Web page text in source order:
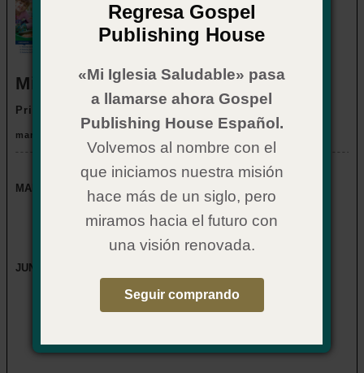
Mis Amigos
Primarios 7 a 9 años
marzo a agosto
MARZO A MAYO 2026
Unidad 1: Historias de Elías
Unidad 2: Historias de la Pascua
Unidad 3: Historias de Eliseo
JUNIO A AGOSTO 2026
Unidad 4: Pedro sigue a Jesús
Unidad 5: Pedro necesita perdón
Regresa Gospel
Publishing House
«Mi Iglesia Saludable» pasa
a llamarse ahora Gospel
Publishing House Español.
Volvemos al nombre con el
que iniciamos nuestra misión
hace más de un siglo, pero
miramos hacia el futuro con
una visión renovada.
Seguir comprando